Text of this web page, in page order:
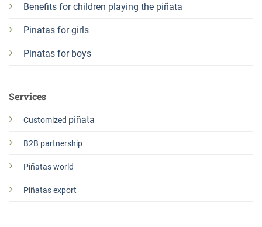
Benefits for children playing the piñata
Pinatas for girls
Pinatas for boys
Services
Customized piñata
B2B partnership
Piñatas world
Piñatas export